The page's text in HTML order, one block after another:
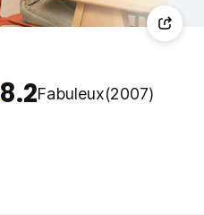
8.2Fabuleux(2007)